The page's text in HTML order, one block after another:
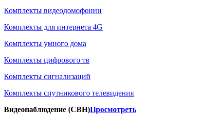
Комплекты видеодомофонии
Комплекты для интернета 4G
Комплекты умного дома
Комплекты цифрового тв
Комплекты сигнализаций
Комплекты спутникового телевидения
Видеонаблюдение (СВН)Просмотреть